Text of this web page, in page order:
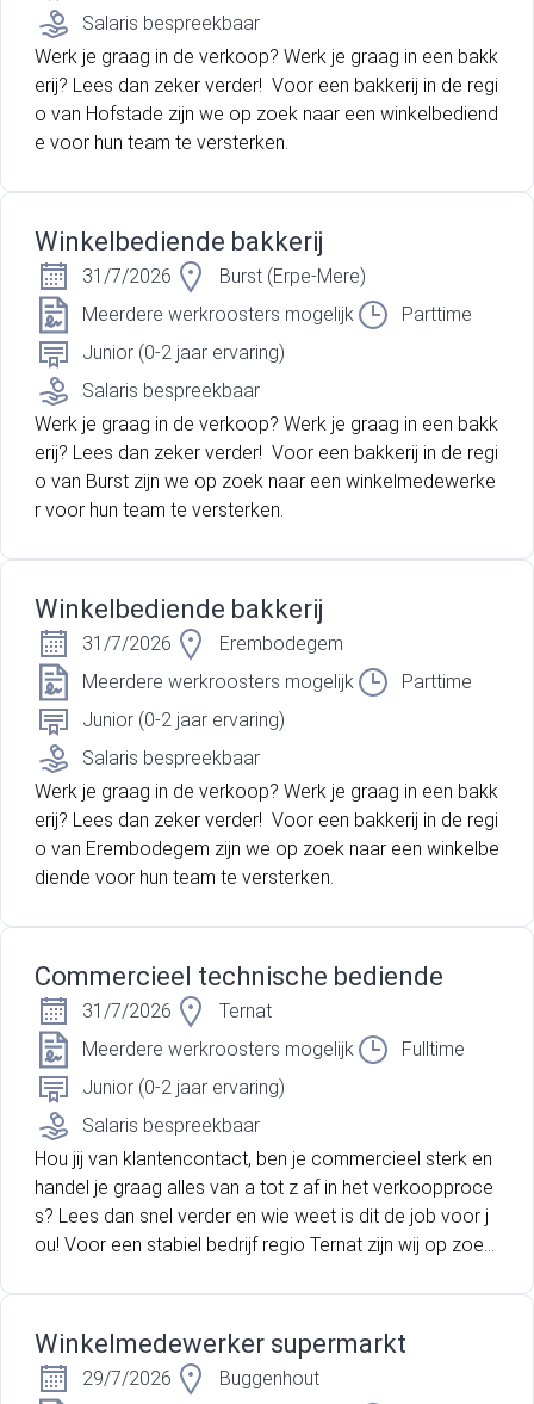
Salaris bespreekbaar
Werk je graag in de verkoop? Werk je graag in een bakk
erij? Lees dan zeker verder! Voor een bakkerij in de regi
o van Hofstade zijn we op zoek naar een winkelbediend
e voor hun team te versterken.
Winkelbediende bakkerij
31/7/2026
Burst (Erpe-Mere)
Meerdere werkroosters mogelijk
Parttime
Junior (0-2 jaar ervaring)
Salaris bespreekbaar
Werk je graag in de verkoop? Werk je graag in een bakk
erij? Lees dan zeker verder! Voor een bakkerij in de regi
o van Burst zijn we op zoek naar een winkelmedewerke
r voor hun team te versterken.
Winkelbediende bakkerij
31/7/2026
Erembodegem
Meerdere werkroosters mogelijk
Parttime
Junior (0-2 jaar ervaring)
Salaris bespreekbaar
Werk je graag in de verkoop? Werk je graag in een bakk
erij? Lees dan zeker verder! Voor een bakkerij in de regi
o van Erembodegem zijn we op zoek naar een winkelbe
diende voor hun team te versterken.
Commercieel technische bediende
31/7/2026
Ternat
Meerdere werkroosters mogelijk
Fulltime
Junior (0-2 jaar ervaring)
Salaris bespreekbaar
Hou jij van klantencontact, ben je commercieel sterk en
handel je graag alles van a tot z af in het verkoopproce
s? Lees dan snel verder en wie weet is dit de job voor j
ou! Voor een stabiel bedrijf regio Ternat zijn wij op zoek
Winkelmedewerker supermarkt
29/7/2026
Buggenhout